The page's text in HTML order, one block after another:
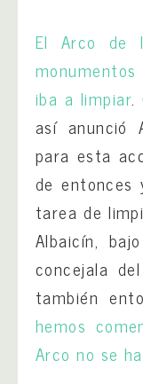
El Arco de
iba a limpiar.
así anunció
para esta
de entonces
tarea de
Albaicín,
concejala
también
hemos
Arco no se